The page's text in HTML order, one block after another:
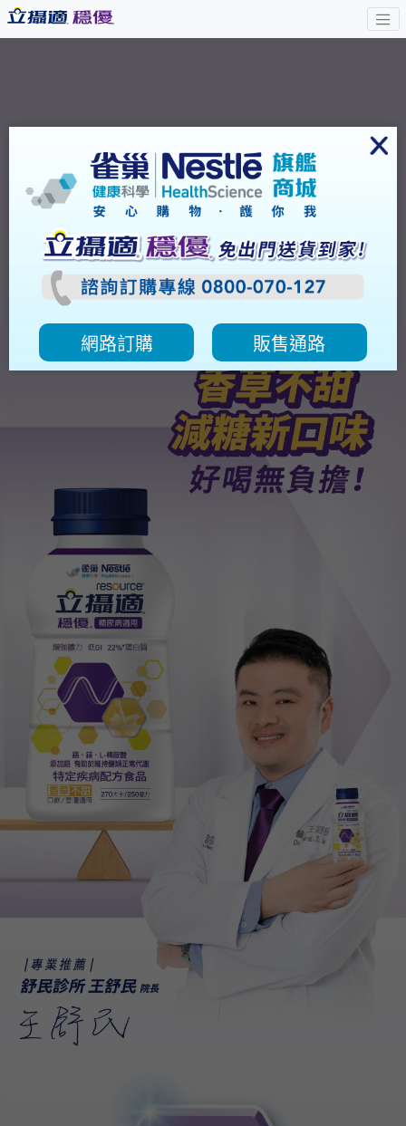
網路訂購 販售通路